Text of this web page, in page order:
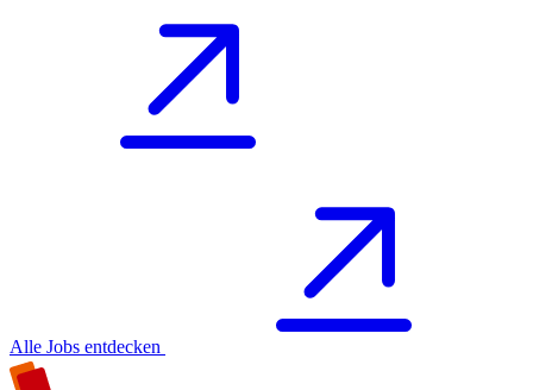
Alle Jobs entdecken